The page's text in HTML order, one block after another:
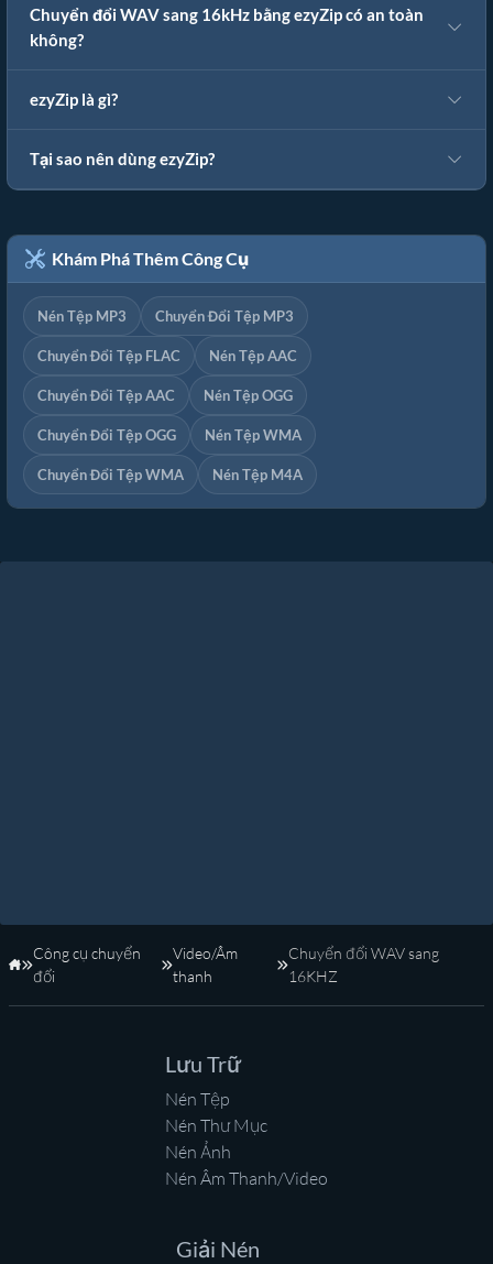
Chuyển đổi WAV sang 16kHz bằng ezyZip có an toàn
không?
ezyZip là gì?
Tại sao nên dùng ezyZip?
Khám Phá Thêm Công Cụ
Nén Tệp MP3 Chuyển Đổi Tệp MP3
Chuyển Đổi Tệp FLAC Nén Tệp AAC
Chuyển Đổi Tệp AAC Nén Tệp OGG
Chuyển Đổi Tệp OGG Nén Tệp WMA
Chuyển Đổi Tệp WMA Nén Tệp M4A
Trang Chủ
Công cụ chuyển
đổi
Video/Âm
thanh
Chuyển đổi WAV sang
16KHZ
Lưu Trữ
Nén Tệp
Nén Thư Mục
Nén Ảnh
Nén Âm Thanh/Video
Giải Nén